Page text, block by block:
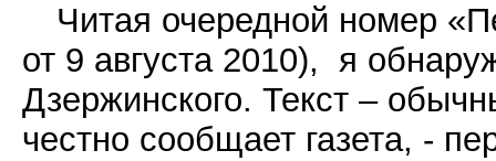
Читая очередной номер
от 9 августа 2010), я
Дзержинского. Текст –
честно сообщает газета, -